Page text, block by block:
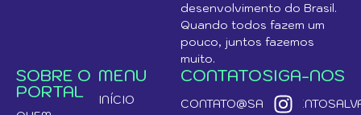
desenvolvimento do Brasil.
Quando todos fazem um
pouco, juntos fazemos
muito.
SOBRE O
PORTAL
MENU
INÍCIO
CONTATOSIGA-NOS